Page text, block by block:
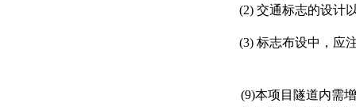
(2) 交通标志的设计
(3) 标志布设中，应
(9)本项目 隧道内需